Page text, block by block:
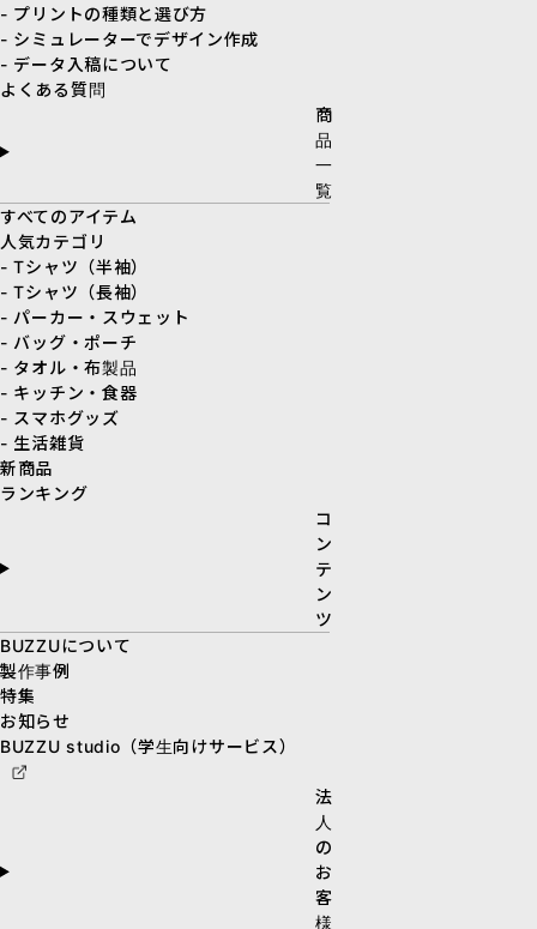
- プリントの種類と選び方
- シミュレーターでデザイン作成
- データ入稿について
よくある質問
商
品
一
覧
すべてのアイテム
人気カテゴリ
- Tシャツ（半袖）
- Tシャツ（長袖）
- パーカー・スウェット
- バッグ・ポーチ
- タオル・布製品
- キッチン・食器
- スマホグッズ
- 生活雑貨
新商品
ランキング
コ
ン
テ
ン
ツ
BUZZUについて
製作事例
特集
お知らせ
BUZZU studio（学生向けサービス）
法
人
の
お
客
様